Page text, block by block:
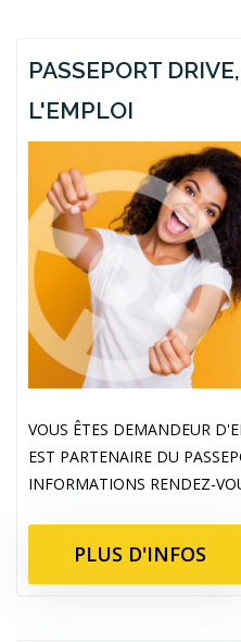
PASSEPORT
L'EMPLOI
VOUS ÊTES DEMANDEUR
EST PARTENAIRE DU
INFORMATIONS RENDEZ-
PLUS D'INFOS